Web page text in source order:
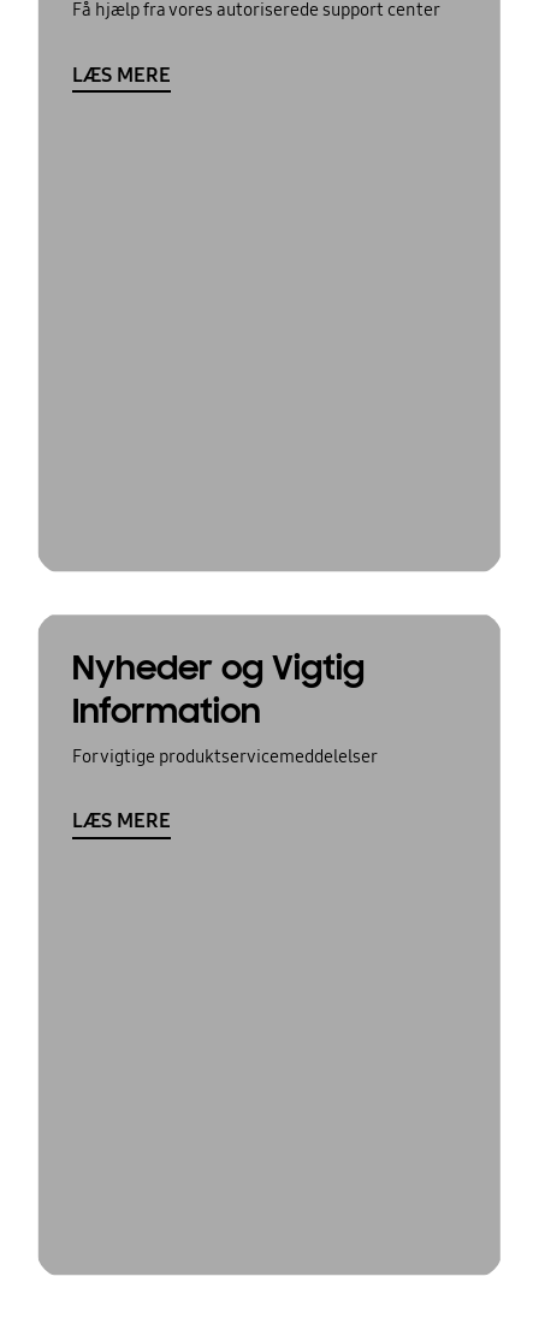
Få hjælp fra vores autoriserede support center
LÆS MERE
Nyheder og Vigtig
Information
For vigtige produktservicemeddelelser
LÆS MERE